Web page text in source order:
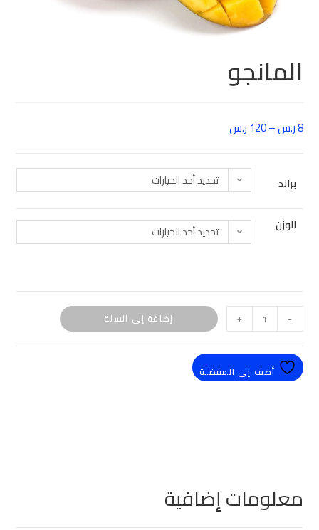
المانجو
8ر.س–
120 ر.س
براند تحديد أحد الخيارات
الوزن تحديد أحد الخيارات
-
+ إضافة إلى السلة
أضف إلى المفضلة
معلومات إضافية